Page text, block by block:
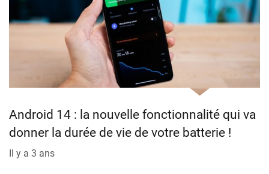
Android 14 : la nouvelle fonctionnalité qui va
donner la durée de vie de votre batterie !
Il y a 3 ans